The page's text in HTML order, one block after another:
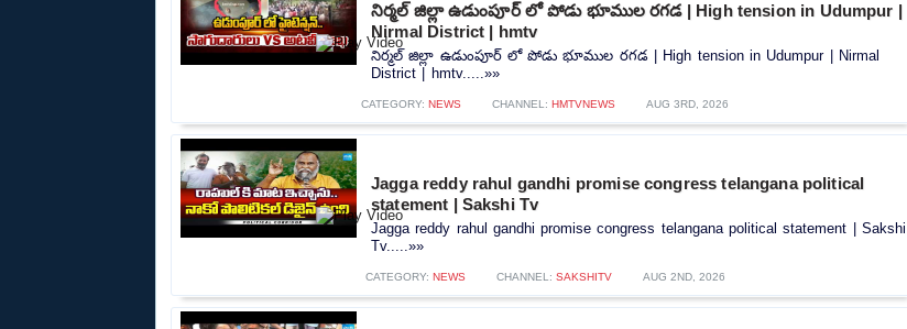
నిర్మల్ జిల్లా ఉడుంపూర్ లో పోడు భూముల రగడ | High tension in Udumpur |
Nirmal District | hmtv
నిర్మల్ జిల్లా ఉడుంపూర్ లో పోడు భూముల రగడ | High tension in Udumpur | Nirmal
District | hmtv.....»»
CATEGORY: NEWS CHANNEL: HMTVNEWS AUG 3RD, 2026
Jagga reddy rahul gandhi promise congress telangana political
statement | Sakshi Tv
Jagga reddy rahul gandhi promise congress telangana political statement | Sakshi
Tv.....»»
CATEGORY: NEWS CHANNEL: SAKSHITV AUG 2ND, 2026